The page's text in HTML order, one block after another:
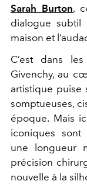
Sarah Burton,
dialogue subtil
maison et
C’est dans
Givenchy, au
artistique puise
somptueuses,
époque. Mais
iconiques sont
une longueur
précision
nouvelle à la